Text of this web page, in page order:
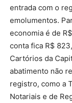
entrada com o
emolumentos.
economia é de
conta fica R$
Cartórios da
abatimento não
registro, como a
Notariais e de